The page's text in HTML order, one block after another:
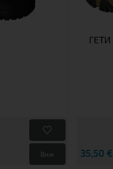
Виж
ГЕТИ
35,50